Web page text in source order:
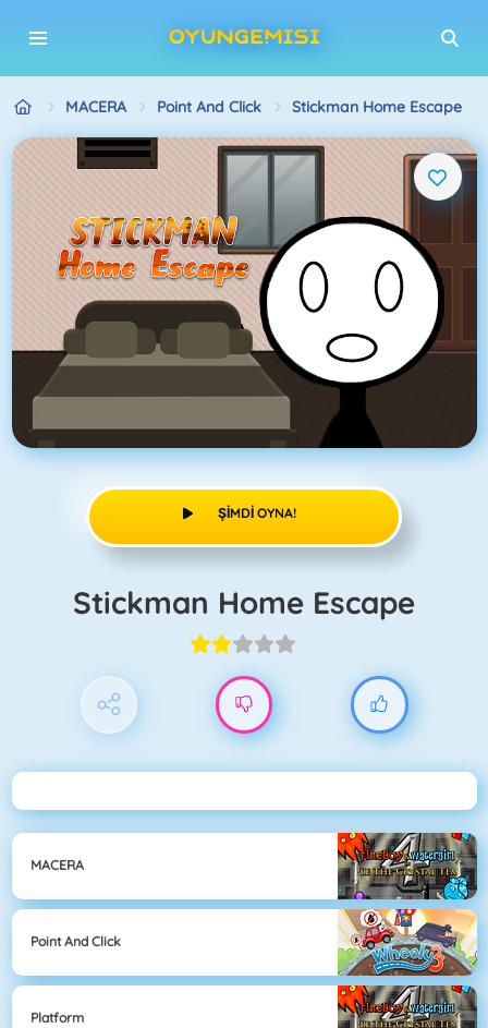
MACERA Point And Click Stickman Home Escape
ŞIMDI OYNA!
Stickman Home Escape
MACERA
Point And Click
Platform